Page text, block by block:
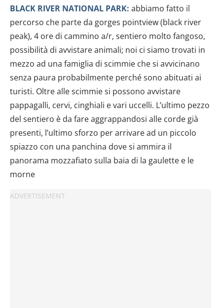
BLACK RIVER NATIONAL PARK: abbiamo fatto il
percorso che parte da gorges pointview (black river
peak), 4 ore di cammino a/r, sentiero molto fangoso,
possibilità di avvistare animali; noi ci siamo trovati in
mezzo ad una famiglia di scimmie che si avvicinano
senza paura probabilmente perché sono abituati ai
turisti. Oltre alle scimmie si possono avvistare
pappagalli, cervi, cinghiali e vari uccelli. L’ultimo pezzo
del sentiero è da fare aggrappandosi alle corde già
presenti, l’ultimo sforzo per arrivare ad un piccolo
spiazzo con una panchina dove si ammira il
panorama mozzafiato sulla baia di la gaulette e le
morne